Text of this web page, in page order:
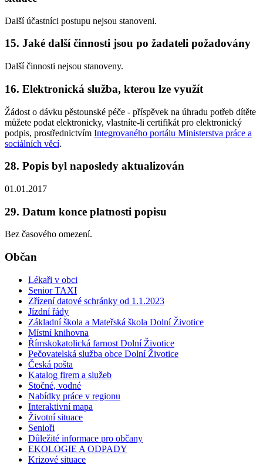
Další účastníci postupu nejsou stanoveni.
15. Jaké další činnosti jsou po žadateli požadovány
Další činnosti nejsou stanoveny.
16. Elektronická služba, kterou lze využít
Žádost o dávku pěstounské péče - příspěvek na úhradu potřeb dítěte
můžete podat elektronicky, vlastníte-li certifikát pro elektronický
podpis, prostřednictvím Integrovaného portálu Ministerstva práce a
sociálních věcí.
28. Popis byl naposledy aktualizován
01.01.2017
29. Datum konce platnosti popisu
Bez časového omezení.
Občan
Lékaři v obci
Senior TAXI
Zřízení datové schránky od 1.1.2023
Jízdní řády
Základní škola a Mateřská škola Dolní Životice
Místní knihovna
Římskokatolická farnost Dolní Životice
Pečovatelská služba obce Dolní Životice
Česká pošta
Katalog firem a služeb
Stočné, vodné
Nabídky práce v regionu
Interaktivní mapa
Životní situace
Senioři
Důležité informace pro občany
EKOLOGIE A ODPADY
Krizové situace